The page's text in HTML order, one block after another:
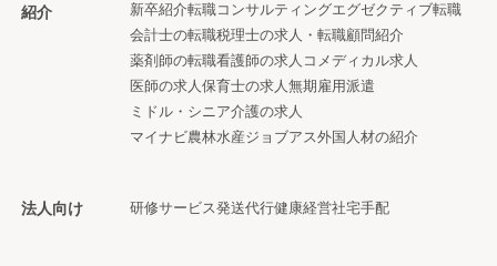
紹介
新卒紹介転職コンサルティングエグゼクティブ転職
会計士の転職税理士の求人・転職顧問紹介
薬剤師の転職看護師の求人 コメディカル求人
医師の求人保育士の求人無期雇用派遣
ミドル・シニア介護の求人
マイナビ農林水産ジョブアス外国人材の紹介
法人向け 研修サービス発送代行健康経営社宅手配